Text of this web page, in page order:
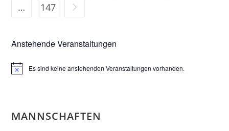
…
147 Zur nächsten Seite
Anstehende Veranstaltungen
H
i
s
Es sind keine anstehenden Veranstaltungen vorhanden.
MANNSCHAFTEN